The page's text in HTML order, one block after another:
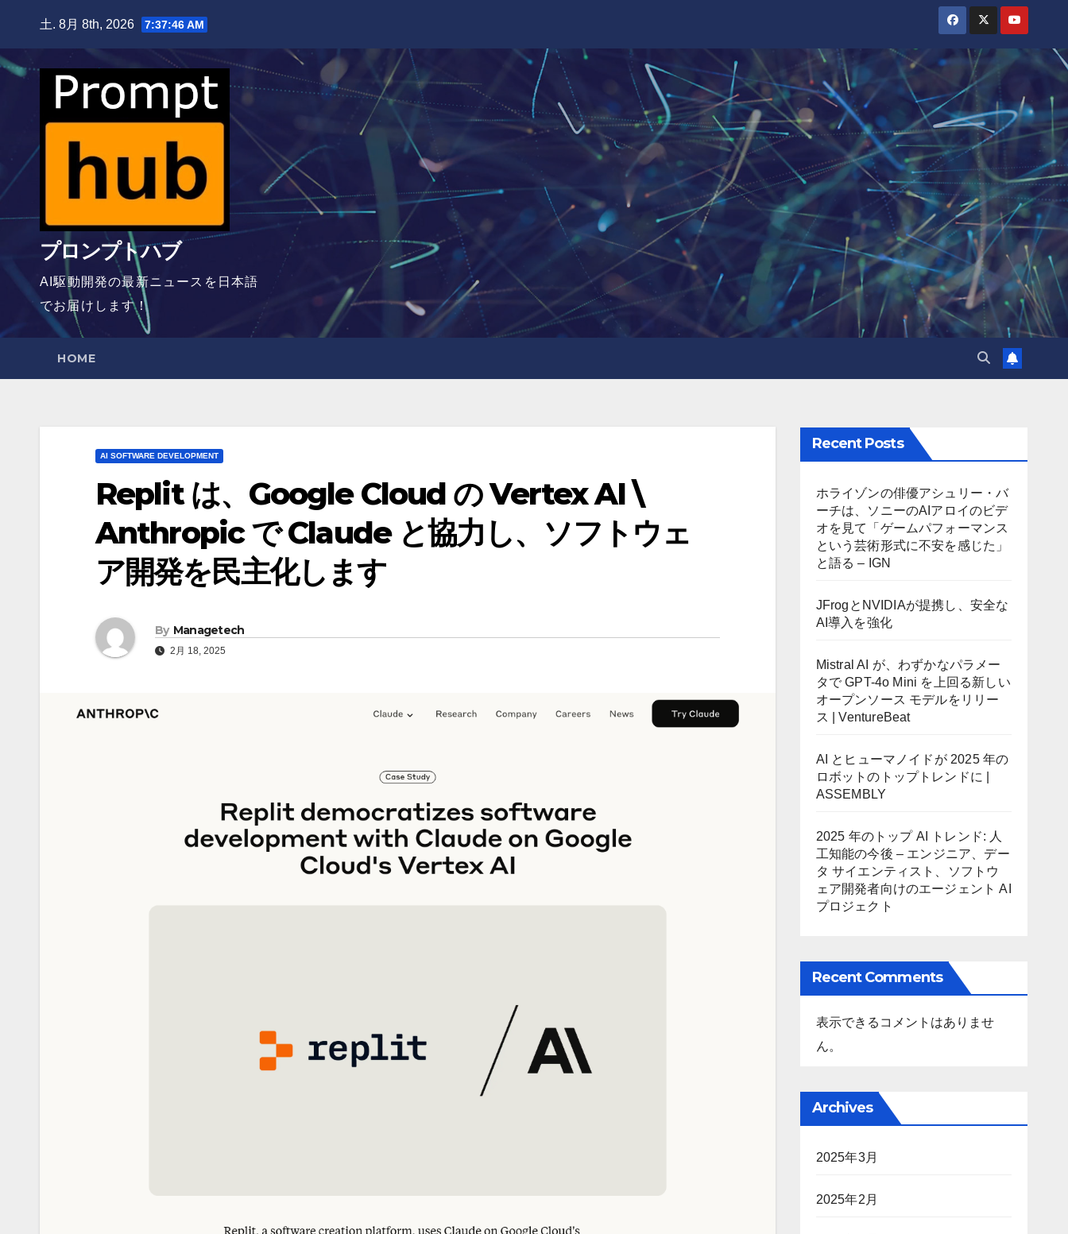
content
土. 8月 8th, 2026 7:37:47 AM
プロンプトハブ
AI駆動開発の最新ニュースを日本語
でお届けします！
HOME
AI SOFTWARE DEVELOPMENT
Replit は、Google Cloud の Vertex AI \
Anthropic で Claude と協力し、ソフトウェ
ア開発を民主化します
By Managetech
2月 18, 2025
Recent Posts
ホライゾンの俳優アシュリー・バ
ーチは、ソニーのAIアロイのビデ
オを見て「ゲームパフォーマンス
という芸術形式に不安を感じた」
と語る – IGN
JFrogとNVIDIAが提携し、安全な
AI導入を強化
Mistral AI が、わずかなパラメー
タで GPT-4o Mini を上回る新しい
オープンソース モデルをリリー
ス | VentureBeat
AI とヒューマノイドが 2025 年の
ロボットのトップトレンドに |
ASSEMBLY
2025 年のトップ AI トレンド: 人
工知能の今後 – エンジニア、デー
タ サイエンティスト、ソフトウ
ェア開発者向けのエージェント AI
プロジェクト
Recent Comments
表示できるコメントはありませ
ん。
Archives
2025年3月
2025年2月